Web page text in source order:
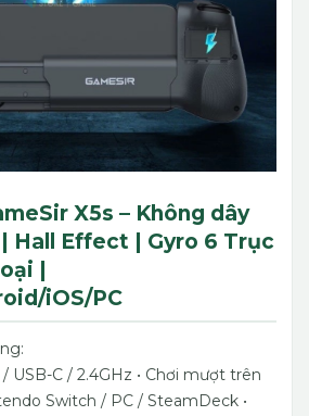
X5s – Không dây
Hall Effect | Gyro 6 Trục
|
iOS/PC
USB-C / 2.4GHz • Chơi mượt trên
Switch / PC / SteamDeck •